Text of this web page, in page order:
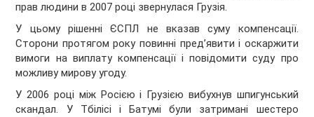
прав людини в 2007 році звернулася Грузія.
У цьому рішенні ЄСПЛ не вказав суму компенсації.
Сторони протягом року повинні пред’явити і оскаржити
вимоги на виплату компенсації і повідомити суду про
можливу мирову угоду.
У 2006 році між Росією і Грузією вибухнув шпигунський
скандал. У Тбілісі і Батумі були затримані шестеро